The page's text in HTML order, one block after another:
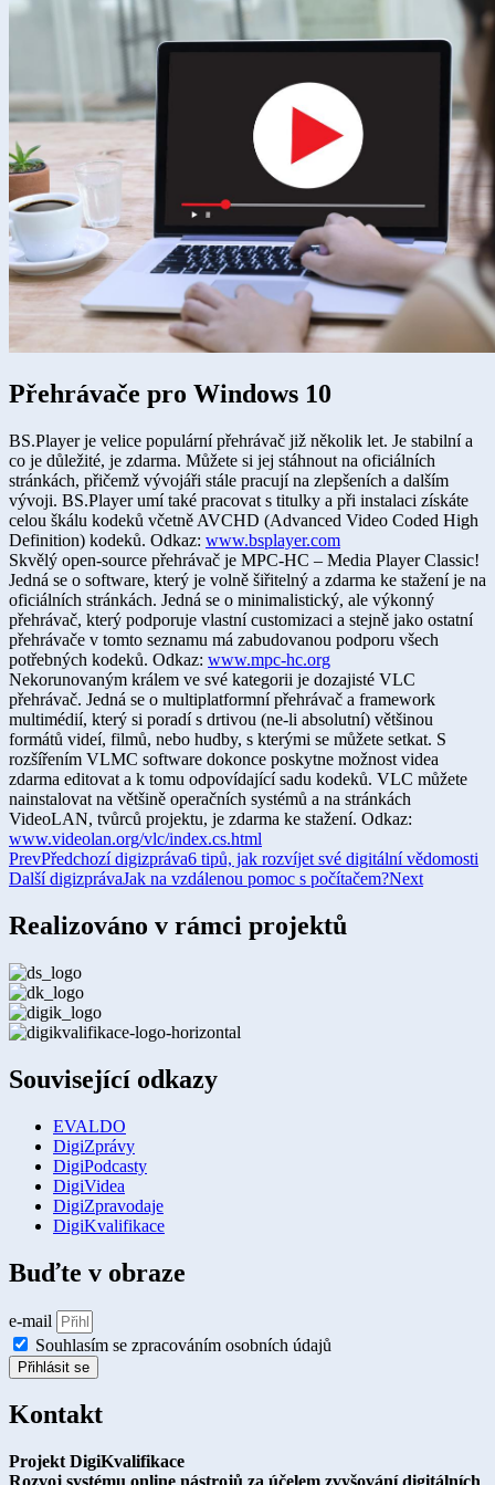
Přehrávače pro Windows 10
BS.Player je velice populární přehrávač již několik let. Je stabilní a
co je důležité, je zdarma. Můžete si jej stáhnout na oficiálních
stránkách, přičemž vývojáři stále pracují na zlepšeních a dalším
vývoji. BS.Player umí také pracovat s titulky a při instalaci získáte
celou škálu kodeků včetně AVCHD (Advanced Video Coded High
Definition) kodeků. Odkaz: www.bsplayer.com​
Skvělý open-source přehrávač je MPC-HC – Media Player Classic!
Jedná se o software, který je volně šiřitelný a zdarma ke stažení je na
oficiálních stránkách. Jedná se o minimalistický, ale výkonný
přehrávač, který podporuje vlastní customizaci a stejně jako ostatní
přehrávače v tomto seznamu má zabudovanou podporu všech
potřebných kodeků. Odkaz: www.mpc-hc.org
Nekorunovaným králem ve své kategorii je dozajisté VLC
přehrávač. Jedná se o multiplatformní přehrávač a framework
multimédií, který si poradí s drtivou (ne-li absolutní) většinou
formátů videí, filmů, nebo hudby, s kterými se můžete setkat. S
rozšířením VLMC software dokonce poskytne možnost videa
zdarma editovat a k tomu odpovídající sadu kodeků. VLC můžete
nainstalovat na většině operačních systémů a na stránkách
VideoLAN, tvůrců projektu, je zdarma ke stažení. Odkaz:
www.videolan.org/vlc/index.cs.html
PrevPředchozí digizpráva6 tipů, jak rozvíjet své digitální vědomosti
Další digizprávaJak na vzdálenou pomoc s počítačem?Next
Realizováno v rámci projektů
Související odkazy
EVALDO
DigiZprávy
DigiPodcasty
DigiVidea
DigiZpravodaje
DigiKvalifikace
Buďte v obraze
e-mail
Souhlasím se zpracováním osobních údajů
Přihlásit se
Kontakt
Projekt DigiKvalifikace